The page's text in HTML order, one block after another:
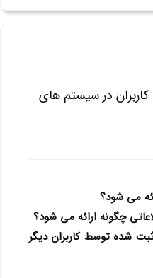
در سیستم های
می شود؟
چگونه ارائه می شود؟
شده توسط کاربران دیگر